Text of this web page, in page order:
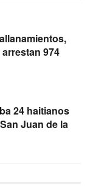
974
24 haitianos
Juan de la